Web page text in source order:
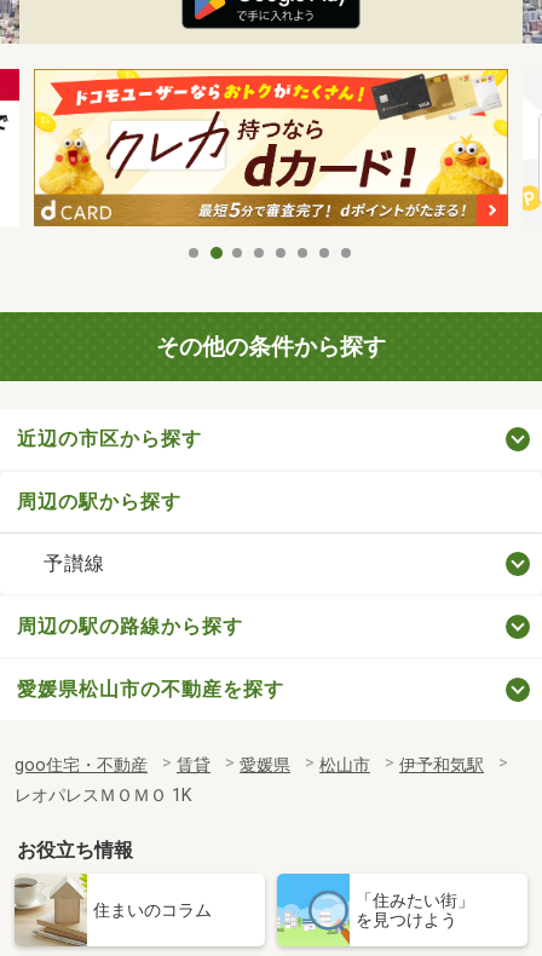
その他の条件から探す
近辺の市区から探す
周辺の駅から探す
予讃線
周辺の駅の路線から探す
愛媛県松山市の不動産を探す
goo住宅・不動産 賃貸 愛媛県 松山市
伊予和気駅
レオパレスＭＯＭＯ 1K
お役立ち情報
住まいのコラム
「住みたい街」
を見つけよう